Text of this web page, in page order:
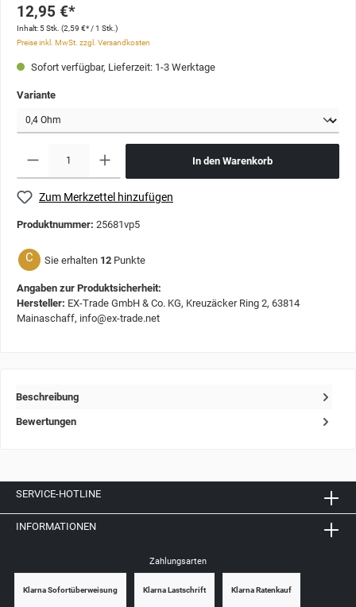
12,95 €*
Inhalt:5 Stk. (2,59 €* / 1 Stk.)
Preise inkl. MwSt. zzgl. Versandkosten
Sofort verfügbar, Lieferzeit: 1-3 Werktage
Variante
In den Warenkorb
Zum Merkzettel hinzufügen
Produktnummer: 25681vp5
C Sie erhalten 12 Punkte
Angaben zur Produktsicherheit:
Hersteller: EX-Trade GmbH & Co. KG, Kreuzäcker Ring 2, 63814
Mainaschaff, info@ex-trade.net
Beschreibung
Bewertungen
SERVICE-HOTLINE
INFORMATIONEN
Zahlungsarten
Klarna Sofortüberweisung Klarna Lastschrift Klarna Ratenkauf